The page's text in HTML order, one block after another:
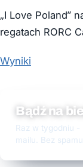
„I Love Poland”
regatach RORC
Wyniki
Bądź na
Raz w tygodniu -
mailu. Bez spamu.